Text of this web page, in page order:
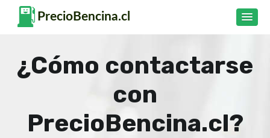
¿Cómo contactarse
con
PrecioBencina.cl?